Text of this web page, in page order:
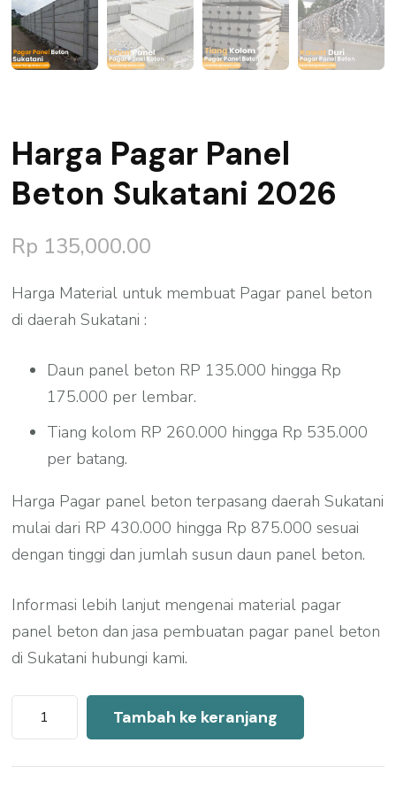
Harga Pagar Panel
Beton Sukatani 2026
Rp 135,000.00
Harga Material untuk membuat Pagar panel beton
di daerah Sukatani :
Daun panel beton RP 135.000 hingga Rp
175.000 per lembar.
Tiang kolom RP 260.000 hingga Rp 535.000
per batang.
Harga Pagar panel beton terpasang daerah Sukatani
mulai dari RP 430.000 hingga Rp 875.000 sesuai
dengan tinggi dan jumlah susun daun panel beton.
Informasi lebih lanjut mengenai material pagar
panel beton dan jasa pembuatan pagar panel beton
di Sukatani hubungi kami.
Kuantitas
Harga
Pagar
Tambah ke keranjang